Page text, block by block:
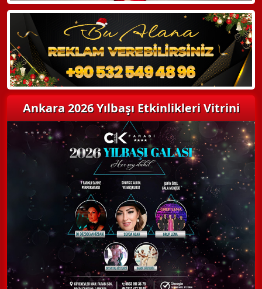
Detaylı Bilgi Alın
Ankara 2026 Yılbaşı Etkinlikleri Vitrini